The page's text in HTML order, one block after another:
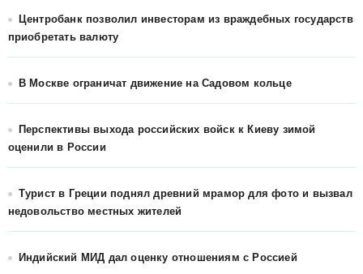
Центробанк позволил инвесторам из враждебных государств
приобретать валюту
В Москве ограничат движение на Садовом кольце
Перспективы выхода российских войск к Киеву зимой
оценили в России
Турист в Греции поднял древний мрамор для фото и вызвал
недовольство местных жителей
Индийский МИД дал оценку отношениям с Россией